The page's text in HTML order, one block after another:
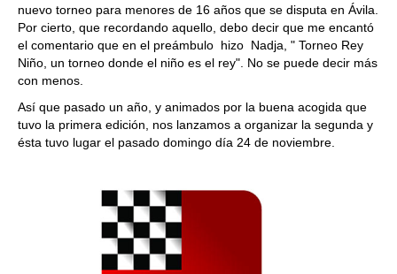
nuevo torneo para menores de 16 años que se disputa en Ávila.
Por cierto, que recordando aquello, debo decir que me encantó
el comentario que en el preámbulo hizo Nadja, " Torneo Rey
Niño, un torneo donde el niño es el rey". No se puede decir más
con menos.
Así que pasado un año, y animados por la buena acogida que
tuvo la primera edición, nos lanzamos a organizar la segunda y
ésta tuvo lugar el pasado domingo día 24 de noviembre.